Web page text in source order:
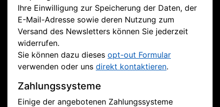
Ihre Einwilligung zur Speicherung der Daten, der
E-Mail-Adresse sowie deren Nutzung zum
Versand des Newsletters können Sie jederzeit
widerrufen.
Sie können dazu dieses opt-out Formular
verwenden oder uns direkt kontaktieren.
Zahlungssysteme
Einige der angebotenen Zahlungssysteme